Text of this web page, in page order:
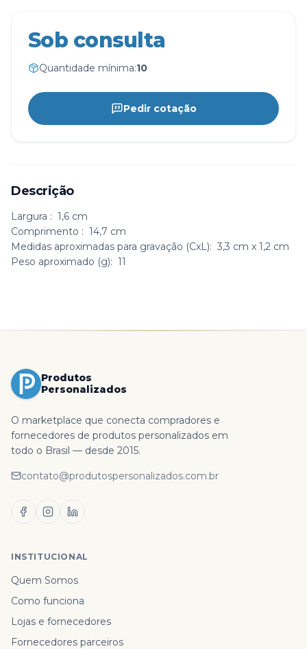
Sob consulta
Quantidade mínima:10
Pedir cotação
Descrição
Largura : 1,6 cm
Comprimento : 14,7 cm
Medidas aproximadas para gravação (CxL): 3,3 cm x 1,2 cm
Peso aproximado (g): 11
Produtos
Personalizados
O marketplace que conecta compradores e
fornecedores de produtos personalizados em
todo o Brasil — desde 2015.
contato@produtospersonalizados.com.br
INSTITUCIONAL
Quem Somos
Como funciona
Lojas e fornecedores
Fornecedores parceiros